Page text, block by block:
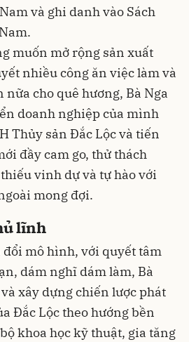
và ghi danh vào Sách
muốn mở rộng sản xuất
nhiều công ăn việc làm và
cho quê hương, Bà Nga
doanh nghiệp của mình
Thủy sản Đắc Lộc và tiến
đầy cam go, thử thách
vinh dự và tự hào với
mong đợi.
lĩnh
mô hình, với quyết tâm
dám nghĩ dám làm, Bà
xây dựng chiến lược phát
Đắc Lộc theo hướng bền
khoa học kỹ thuật, gia tăng